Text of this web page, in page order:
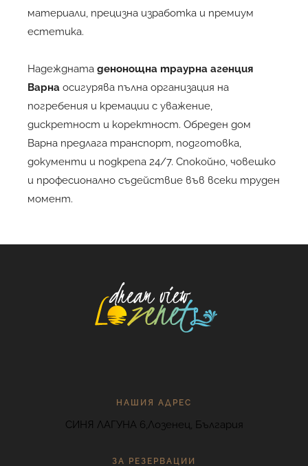
материали, прецизна изработка и премиум
естетика.
Надеждната денонощна траурна агенция
Варна осигурява пълна организация на
погребения и кремации с уважение,
дискретност и коректност. Обреден дом
Варна предлага транспорт, подготовка,
документи и подкрепа 24/7. Спокойно, човешко
и професионално съдействие във всеки труден
момент.
НАШИЯ АДРЕС
СИНЯ ЛАГУНА 6,Лозенец, България
ЗА РЕЗЕРВАЦИИ